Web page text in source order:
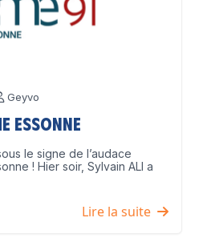
Geyvo
Essonne
le signe de l’audace
! Hier soir, Sylvain ALI a
Lire la suite